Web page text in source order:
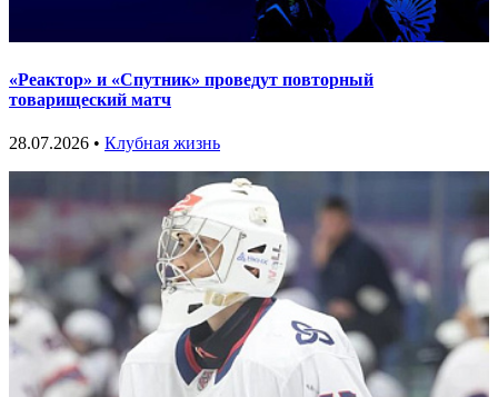
«Реактор» и «Спутник» проведут повторный
товарищеский матч
28.07.2026 • Клубная жизнь